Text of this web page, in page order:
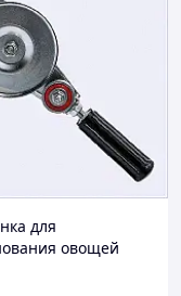
для
овощей